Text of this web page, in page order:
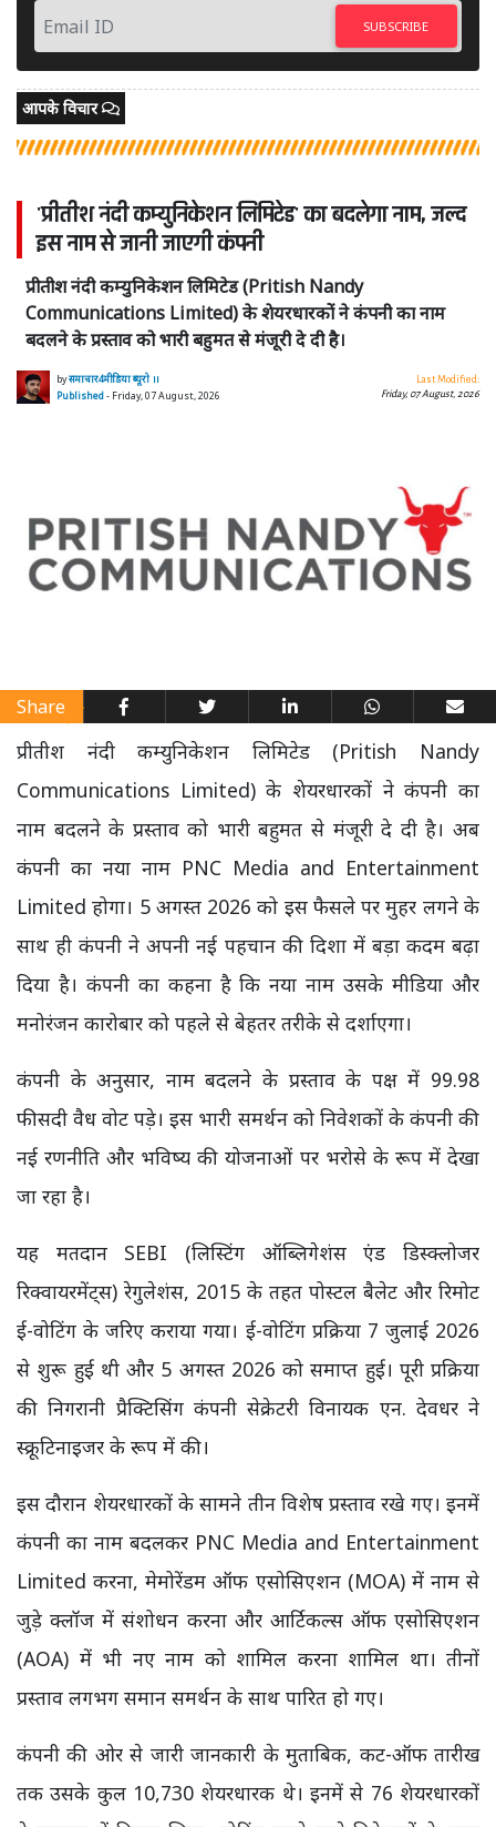
SUBSCRIBE
आपके विचार
'प्रीतीश नंदी कम्युनिकेशन लिमिटेड' का बदलेगा नाम, जल्द
इस नाम से जानी जाएगी कंपनी
प्रीतीश नंदी कम्युनिकेशन लिमिटेड (Pritish Nandy
Communications Limited) के शेयरधारकों ने कंपनी का नाम
बदलने के प्रस्ताव को भारी बहुमत से मंजूरी दे दी है।
byसमाचार4मीडिया ब्यूरो ।।
Published- Friday, 07 August, 2026
Last Modified:
Friday, 07 August, 2026
Share
प्रीतीश नंदी कम्युनिकेशन लिमिटेड (Pritish Nandy
Communications Limited) के शेयरधारकों ने कंपनी का
नाम बदलने के प्रस्ताव को भारी बहुमत से मंजूरी दे दी है। अब
कंपनी का नया नाम PNC Media and Entertainment
Limited होगा। 5 अगस्त 2026 को इस फैसले पर मुहर लगने के
साथ ही कंपनी ने अपनी नई पहचान की दिशा में बड़ा कदम बढ़ा
दिया है। कंपनी का कहना है कि नया नाम उसके मीडिया और
मनोरंजन कारोबार को पहले से बेहतर तरीके से दर्शाएगा।
कंपनी के अनुसार, नाम बदलने के प्रस्ताव के पक्ष में 99.98
फीसदी वैध वोट पड़े। इस भारी समर्थन को निवेशकों के कंपनी की
नई रणनीति और भविष्य की योजनाओं पर भरोसे के रूप में देखा
जा रहा है।
यह मतदान SEBI (लिस्टिंग ऑब्लिगेशंस एंड डिस्क्लोजर
रिक्वायरमेंट्स) रेगुलेशंस, 2015 के तहत पोस्टल बैलेट और रिमोट
ई-वोटिंग के जरिए कराया गया। ई-वोटिंग प्रक्रिया 7 जुलाई 2026
से शुरू हुई थी और 5 अगस्त 2026 को समाप्त हुई। पूरी प्रक्रिया
की निगरानी प्रैक्टिसिंग कंपनी सेक्रेटरी विनायक एन. देवधर ने
स्क्रूटिनाइजर के रूप में की।
इस दौरान शेयरधारकों के सामने तीन विशेष प्रस्ताव रखे गए। इनमें
कंपनी का नाम बदलकर PNC Media and Entertainment
Limited करना, मेमोरेंडम ऑफ एसोसिएशन (MOA) में नाम से
जुड़े क्लॉज में संशोधन करना और आर्टिकल्स ऑफ एसोसिएशन
(AOA) में भी नए नाम को शामिल करना शामिल था। तीनों
प्रस्ताव लगभग समान समर्थन के साथ पारित हो गए।
कंपनी की ओर से जारी जानकारी के मुताबिक, कट-ऑफ तारीख
तक उसके कुल 10,730 शेयरधारक थे। इनमें से 76 शेयरधारकों